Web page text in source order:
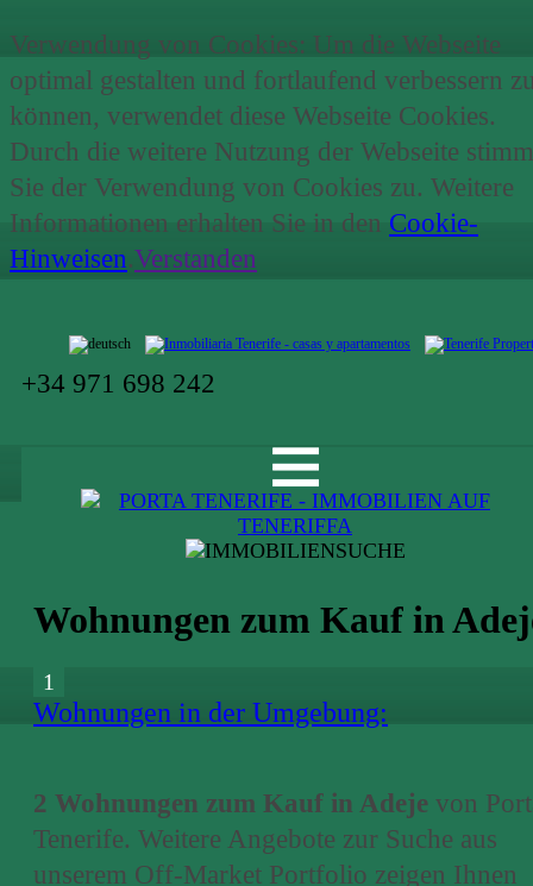
Verwendung von Cookies: Um die Webseite
optimal gestalten und fortlaufend verbessern
können, verwendet diese Webseite Cookies.
Durch die weitere Nutzung der Webseite
Sie der Verwendung von Cookies zu. Weitere
Informationen erhalten Sie in den Cookie-
Hinweisen.Verstanden
+34 971 698 242
Wohnungen zum Kauf in
1
Wohnungen in der Umgebung:
2 Wohnungen zum Kauf in Adeje von
Tenerife. Weitere Angebote zur Suche aus
unserem Off-Market Portfolio zeigen Ihnen